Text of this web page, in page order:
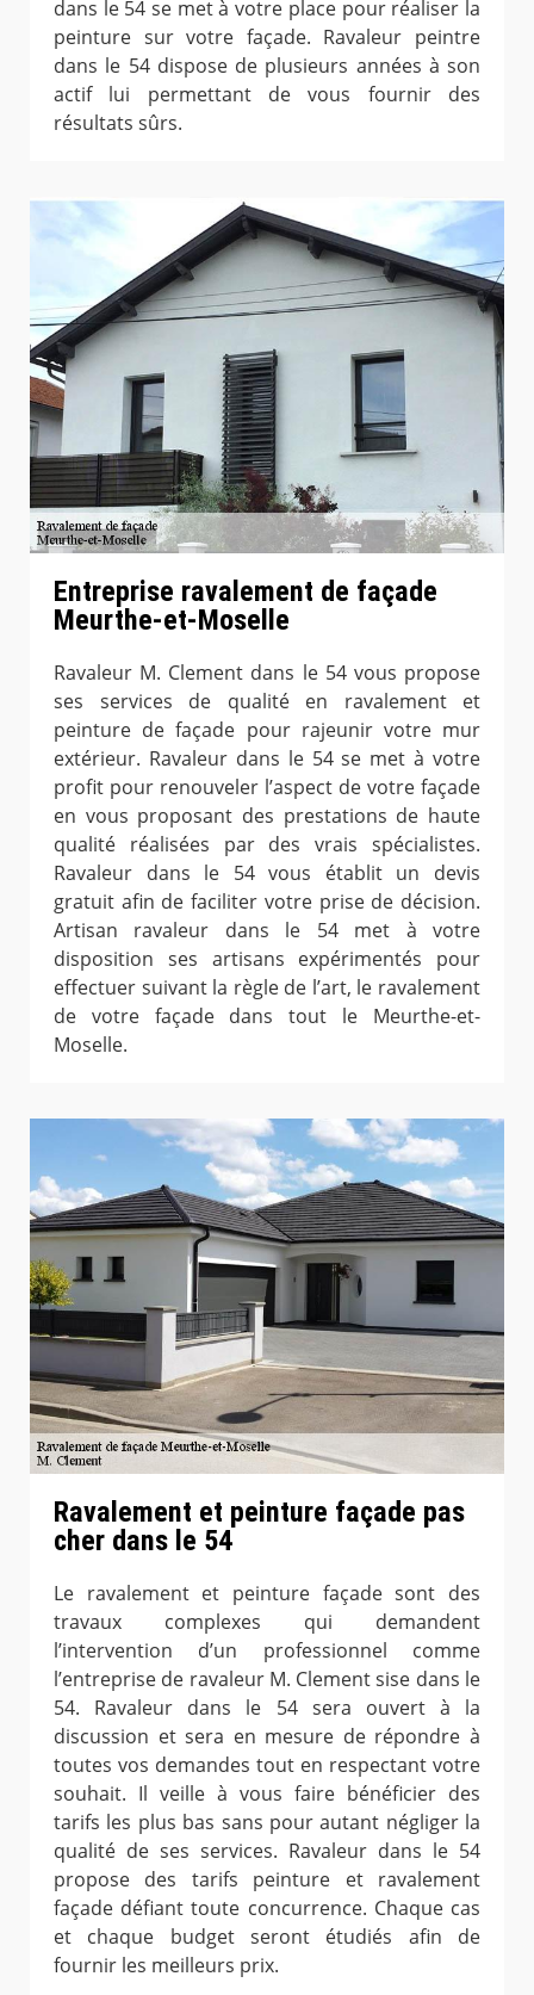
dans le 54 se met à votre place pour réaliser la
peinture sur votre façade. Ravaleur peintre
dans le 54 dispose de plusieurs années à son
actif lui permettant de vous fournir des
résultats sûrs.
Entreprise ravalement de façade
Meurthe-et-Moselle
Ravaleur M. Clement dans le 54 vous propose
ses services de qualité en ravalement et
peinture de façade pour rajeunir votre mur
extérieur. Ravaleur dans le 54 se met à votre
profit pour renouveler l’aspect de votre façade
en vous proposant des prestations de haute
qualité réalisées par des vrais spécialistes.
Ravaleur dans le 54 vous établit un devis
gratuit afin de faciliter votre prise de décision.
Artisan ravaleur dans le 54 met à votre
disposition ses artisans expérimentés pour
effectuer suivant la règle de l’art, le ravalement
de votre façade dans tout le Meurthe-et-
Moselle.
Ravalement et peinture façade pas
cher dans le 54
Le ravalement et peinture façade sont des
travaux complexes qui demandent
l’intervention d’un professionnel comme
l’entreprise de ravaleur M. Clement sise dans le
54. Ravaleur dans le 54 sera ouvert à la
discussion et sera en mesure de répondre à
toutes vos demandes tout en respectant votre
souhait. Il veille à vous faire bénéficier des
tarifs les plus bas sans pour autant négliger la
qualité de ses services. Ravaleur dans le 54
propose des tarifs peinture et ravalement
façade défiant toute concurrence. Chaque cas
et chaque budget seront étudiés afin de
fournir les meilleurs prix.